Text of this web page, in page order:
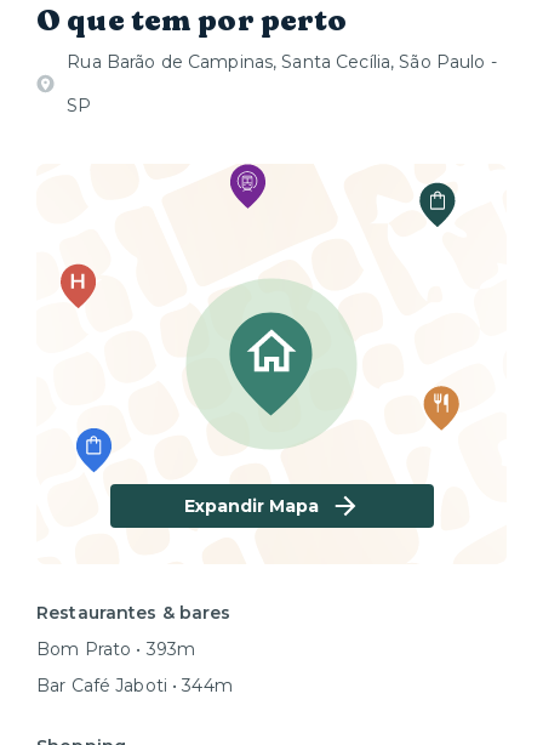
O que tem por perto
Rua Barão de Campinas, Santa Cecília, São Paulo -
SP
Expandir Mapa
Restaurantes & bares
Bom Prato • 393m
Bar Café Jaboti • 344m